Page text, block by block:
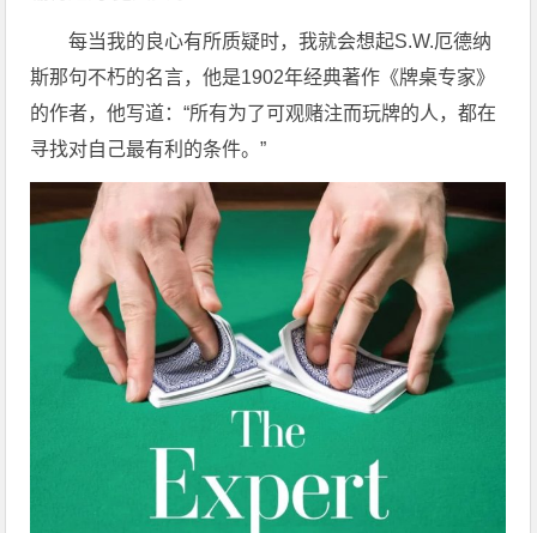
每当我的良心有所质疑时，我就会想起S.W.厄德纳
斯那句不朽的名言，他是1902年经典著作《牌桌专家》
的作者，他写道：“所有为了可观赌注而玩牌的人，都在
寻找对自己最有利的条件。”